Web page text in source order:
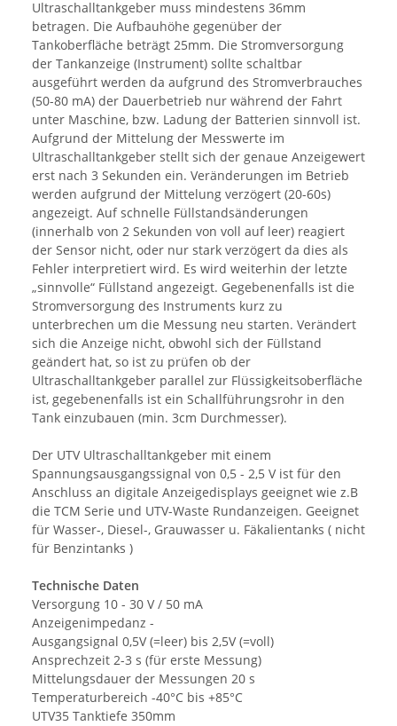
Ultraschalltankgeber muss mindestens 36mm
betragen. Die Aufbauhöhe gegenüber der
Tankoberfläche beträgt 25mm. Die Stromversorgung
der Tankanzeige (Instrument) sollte schaltbar
ausgeführt werden da aufgrund des Stromverbrauches
(50-80 mA) der Dauerbetrieb nur während der Fahrt
unter Maschine, bzw. Ladung der Batterien sinnvoll ist.
Aufgrund der Mittelung der Messwerte im
Ultraschalltankgeber stellt sich der genaue Anzeigewert
erst nach 3 Sekunden ein. Veränderungen im Betrieb
werden aufgrund der Mittelung verzögert (20-60s)
angezeigt. Auf schnelle Füllstandsänderungen
(innerhalb von 2 Sekunden von voll auf leer) reagiert
der Sensor nicht, oder nur stark verzögert da dies als
Fehler interpretiert wird. Es wird weiterhin der letzte
„sinnvolle“ Füllstand angezeigt. Gegebenenfalls ist die
Stromversorgung des Instruments kurz zu
unterbrechen um die Messung neu starten. Verändert
sich die Anzeige nicht, obwohl sich der Füllstand
geändert hat, so ist zu prüfen ob der
Ultraschalltankgeber parallel zur Flüssigkeitsoberfläche
ist, gegebenenfalls ist ein Schallführungsrohr in den
Tank einzubauen (min. 3cm Durchmesser).
Der UTV Ultraschalltankgeber mit einem
Spannungsausgangssignal von 0,5 - 2,5 V ist für den
Anschluss an digitale Anzeigedisplays geeignet wie z.B
die TCM Serie und UTV-Waste Rundanzeigen. Geeignet
für Wasser-, Diesel-, Grauwasser u. Fäkalientanks ( nicht
für Benzintanks )
Technische Daten
Versorgung 10 - 30 V / 50 mA
Anzeigenimpedanz -
Ausgangsignal 0,5V (=leer) bis 2,5V (=voll)
Ansprechzeit 2-3 s (für erste Messung)
Mittelungsdauer der Messungen 20 s
Temperaturbereich -40°C bis +85°C
UTV35 Tanktiefe 350mm